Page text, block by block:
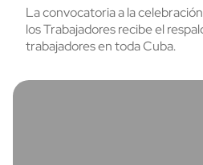
La convocatoria a la
los Trabajadores recibe el
trabajadores en toda Cuba.